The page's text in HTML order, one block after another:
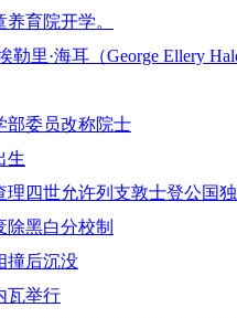
育院开学。
勒里·海耳（George Ellery
部委员改称院士
生
理四世允许列支敦士登公国
除黑白分校制
撞后沉没
瓦举行